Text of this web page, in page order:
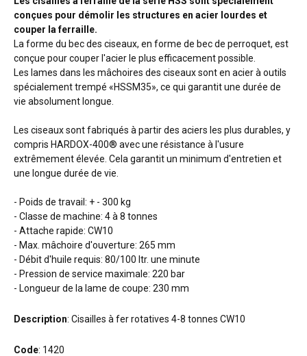
conçues pour démolir les structures en acier lourdes et
couper la ferraille.
La forme du bec des ciseaux, en forme de bec de perroquet, est
conçue pour couper l'acier le plus efficacement possible.
Les lames dans les mâchoires des ciseaux sont en acier à outils
spécialement trempé «HSSM35», ce qui garantit une durée de
vie absolument longue.
Les ciseaux sont fabriqués à partir des aciers les plus durables, y
compris HARDOX-400® avec une résistance à l'usure
extrêmement élevée. Cela garantit un minimum d'entretien et
une longue durée de vie.
- Poids de travail: + - 300 kg
- Classe de machine: 4 à 8 tonnes
- Attache rapide: CW10
- Max. mâchoire d'ouverture: 265 mm
- Débit d'huile requis: 80/100 ltr. une minute
- Pression de service maximale: 220 bar
- Longueur de la lame de coupe: 230 mm
Description: Cisailles à fer rotatives 4-8 tonnes CW10
Code: 1420